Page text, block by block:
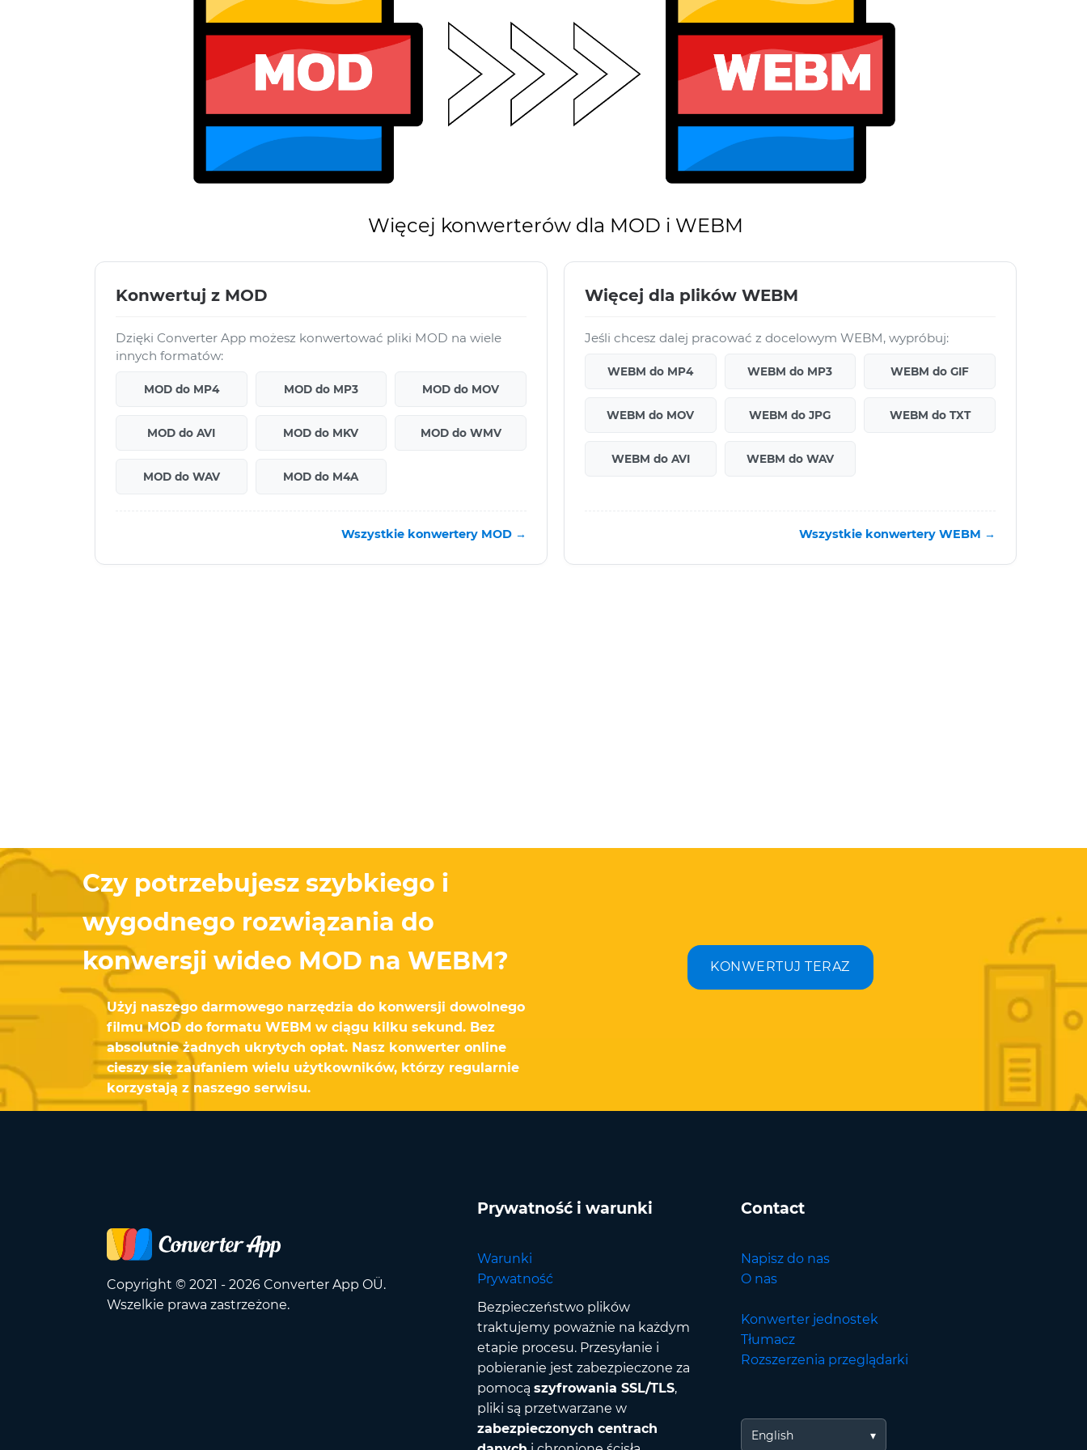
Więcej konwerterów dla MOD i WEBM
Konwertuj z MOD
Dzięki Converter App możesz konwertować pliki MOD na wiele
innych formatów:
MOD do MP4 MOD do MP3 MOD do MOV
MOD do AVI MOD do MKV MOD do WMV
MOD do WAV MOD do M4A
Wszystkie konwertery MOD →
Więcej dla plików WEBM
Jeśli chcesz dalej pracować z docelowym WEBM, wypróbuj:
WEBM do MP4 WEBM do MP3 WEBM do GIF
WEBM do MOV WEBM do JPG WEBM do TXT
WEBM do AVI WEBM do WAV
Wszystkie konwertery WEBM →
Czy potrzebujesz szybkiego i
wygodnego rozwiązania do
konwersji wideo MOD na WEBM?
Użyj naszego darmowego narzędzia do konwersji dowolnego
filmu MOD do formatu WEBM w ciągu kilku sekund. Bez
absolutnie żadnych ukrytych opłat. Nasz konwerter online
cieszy się zaufaniem wielu użytkowników, którzy regularnie
korzystają z naszego serwisu.
KONWERTUJ TERAZ
Copyright © 2021 - 2026 Converter App OÜ.
Wszelkie prawa zastrzeżone.
Prywatność i warunki
Warunki
Prywatność
Bezpieczeństwo plików
traktujemy poważnie na każdym
etapie procesu. Przesyłanie i
pobieranie jest zabezpieczone za
pomocą szyfrowania SSL/TLS,
pliki są przetwarzane w
zabezpieczonych centrach
Contact
Napisz do nas
O nas
Konwerter jednostek
Tłumacz
Rozszerzenia przeglądarki
English